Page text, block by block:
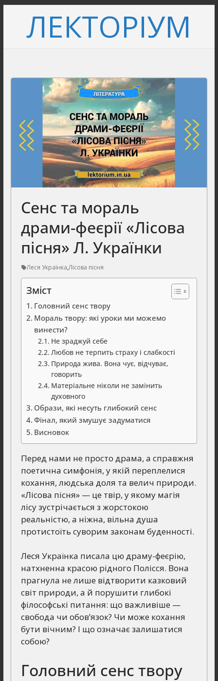
вмістуЛЕКТОРІУМ
Сенс та мораль
драми-феєрії «Лісова
пісня» Л. Українки
Леся Українка,Лісова пісня
Зміст
Головний сенс твору
Мораль твору: які уроки ми можемо
винести?
Не зраджуй себе
Любов не терпить страху і слабкості
Природа жива. Вона чує, відчуває,
говорить
Матеріальне ніколи не замінить
духовного
Образи, які несуть глибокий сенс
Фінал, який змушує задуматися
Висновок
Перед нами не просто драма, а справжня
поетична симфонія, у якій переплелися
кохання, людська доля та велич природи.
«Лісова пісня» — це твір, у якому магія
лісу зустрічається з жорстокою
реальністю, а ніжна, вільна душа
протистоїть суворим законам буденності.
Леся Українка писала цю драму-феєрію,
натхненна красою рідного Полісся. Вона
прагнула не лише відтворити казковий
світ природи, а й порушити глибокі
філософські питання: що важливіше —
свобода чи обов’язок? Чи може кохання
бути вічним? І що означає залишатися
собою?
Головний сенс твору